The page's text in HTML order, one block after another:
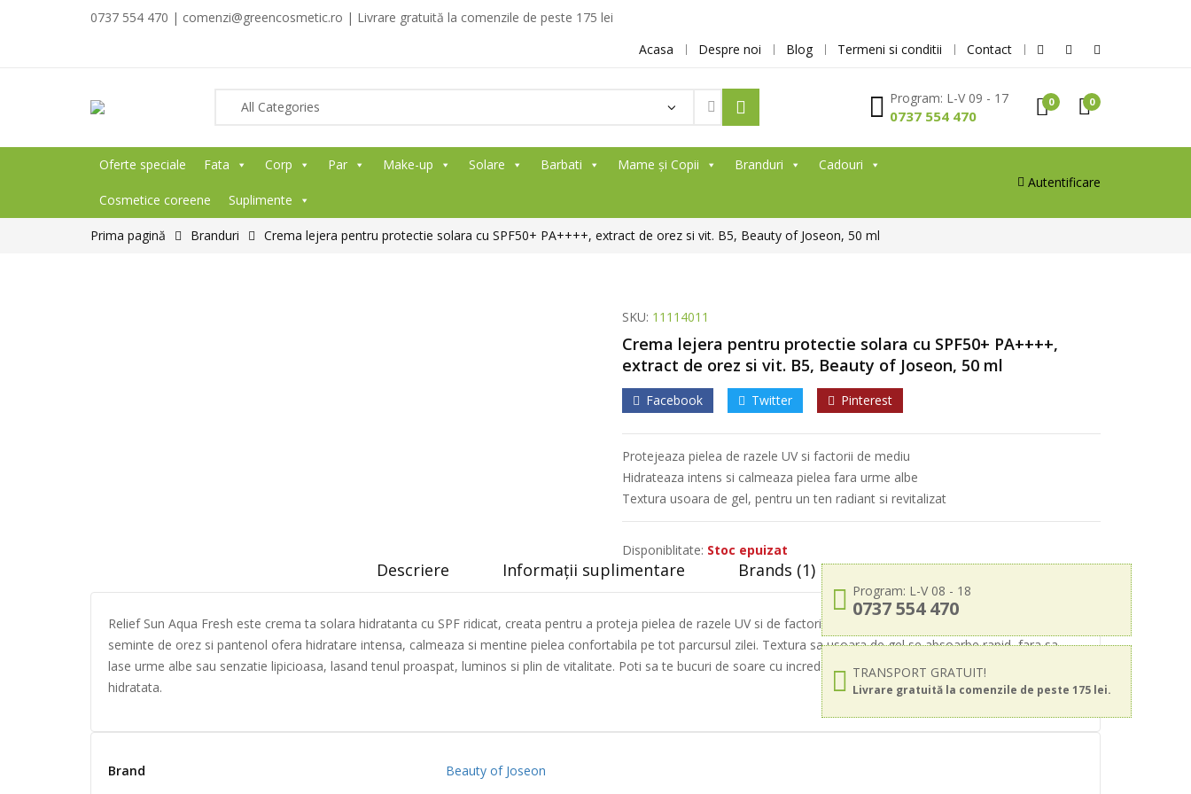
0737 554 470 | comenzi@greencosmetic.ro | Livrare gratuită la comenzile de peste 175 lei
Acasa
Despre noi Blog Termeni si conditii Contact
Program: L-V 09 - 17
0737 554 470
0 0
Oferte speciale Fata Corp Par Make-up Solare Barbati Mame și Copii Branduri Cadouri
Cosmetice coreene Suplimente
Autentificare
Prima pagină Branduri Crema lejera pentru protectie solara cu SPF50+ PA++++, extract de orez si vit. B5, Beauty of Joseon, 50 ml
SKU: 11114011
Crema lejera pentru protectie solara cu SPF50+ PA++++,
extract de orez si vit. B5, Beauty of Joseon, 50 ml
Facebook Twitter Pinterest
Protejeaza pielea de razele UV si factorii de mediu
Hidrateaza intens si calmeaza pielea fara urme albe
Textura usoara de gel, pentru un ten radiant si revitalizat
Disponiblitate: Stoc epuizat
Program: L-V 08 - 18
0737 554 470
TRANSPORT GRATUIT!
Livrare gratuită la comenzile de peste 175 lei.
Descriere Informații suplimentare Brands (1)
Relief Sun Aqua Fresh este crema ta solara hidratanta cu SPF ridicat, creata pentru a proteja pielea de razele UV si de factorii de stres din mediu. Formula sa cu apa din
seminte de orez si pantenol ofera hidratare intensa, calmeaza si mentine pielea confortabila pe tot parcursul zilei. Textura sa usoara de gel se absoarbe rapid, fara sa
lase urme albe sau senzatie lipicioasa, lasand tenul proaspat, luminos si plin de vitalitate. Poti sa te bucuri de soare cu incredere, stiind ca pielea ta este protejata si
hidratata.
Brand Beauty of Joseon